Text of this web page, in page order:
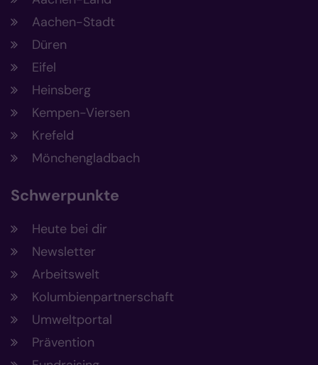
Aachen-Stadt
Düren
Eifel
Heinsberg
Kempen-Viersen
Krefeld
Mönchengladbach
Schwerpunkte
Heute bei dir
Newsletter
Arbeitswelt
Kolumbienpartnerschaft
Umweltportal
Prävention